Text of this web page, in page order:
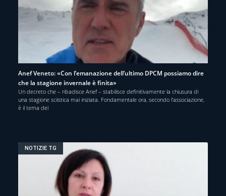
Anef Veneto: «Con l’emanazione dell’ultimo DPCM possiamo dire
che la stagione invernale è finita»
Un decreto che – ribadisce Anef – stabilisce definitivamente la chiusura di
una stagione sciistica mai iniziata. Fondamentale ora, secondo l’associazione,
è il tema dei
NOTIZIE TG